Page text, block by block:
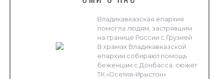
Владикавказская епархия
помогла людям, застрявшим
на границе России с Грузией
В храмах Владикавказской
епархии собирают помощь
беженцам с Донбасса. сюжет
ТК «Осетия-Ирыстон»